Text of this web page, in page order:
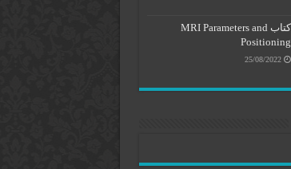
كتاب MRI Parameters and
Positioning
25/08/2022